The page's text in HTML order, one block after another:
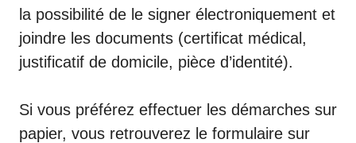
la possibilité de le signer électroniquement et
joindre les documents (certificat médical,
justificatif de domicile, pièce d’identité).
Si vous préférez effectuer les démarches sur
papier, vous retrouverez le formulaire sur